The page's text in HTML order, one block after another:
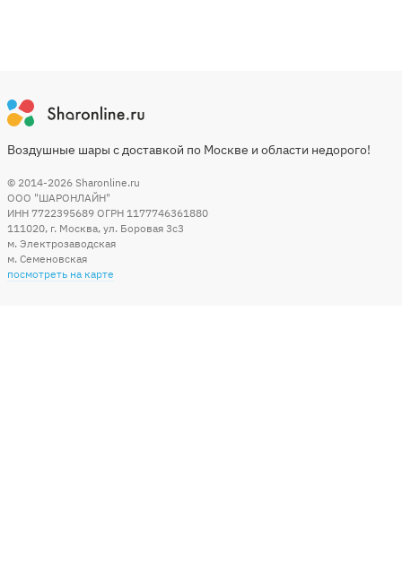
Воздушные шары с доставкой по Москве и области недорого!
© 2014-2026 Sharonline.ru
ООО "ШАРОНЛАЙН"
ИНН 7722395689 ОГРН 1177746361880
111020, г. Москва, ул. Боровая 3c3
м. Электрозаводская
м. Семеновская
посмотреть на карте